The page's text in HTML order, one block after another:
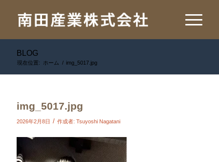
BLOG
現在位置: ホーム / img_5017.jpg
img_5017.jpg
2026年2月8日 / 作成者: Tsuyoshi Nagatani